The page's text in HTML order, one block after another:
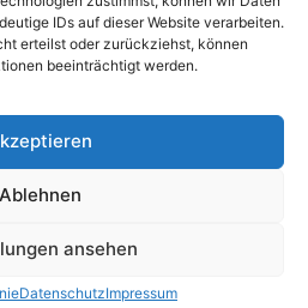
IDs auf dieser Website verarbeiten.
erteilst oder zurückziehst, können
beeinträchtigt werden.
Ablehnen
ansehen
DatenschutzImpressum